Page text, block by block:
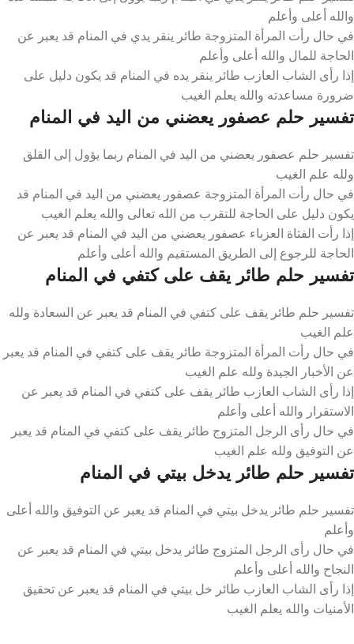
والله أعلى وأعلم
في حال رأت المرأة المتزوجة طائر ينقر يدي في المنام قد يعبر عن
الحاجة للمال والله أعلى وأعلم
إذا رأى الشاب العازب طائر ينقر يده في المنام قد يكون دليل على
ضرورة مساعدته والله يعلم الغيب
تفسير حلم عصفور يعضني من اليد في المنام
تفسير حلم عصفور يعضني من اليد في المنام ربما يؤول إلى القلق
ولله علم الغيب
في حال رأت المرأة المتزوجة عصفور يعضني من اليد في المنام قد
يكون دليل على الحاجة للتقرب من الله تعالى والله يعلم الغيب
إذا رأت الفتاة العزباء عصفور يعضني من اليد في المنام قد يعبر عن
الحاجة للرجوع إلى الطريق المستقيم والله أعلى وأعلم
تفسير حلم طائر يقف على كتفي في المنام
تفسير حلم طائر يقف على كتفي في المنام قد يعبر عن السعادة ولله
علم الغيب
في حال رأت المرأة المتزوجة طائر يقف على كتفي في المنام قد يعبر
عن الأخبار الجيدة ولله علم الغيب
إذا رأى الشاب العازب طائر يقف على كتفي في المنام قد يعبر عن
الاستقرار والله أعلى وأعلم
في حال رأى الرجل المتزوج طائر يقف على كتفي في المنام قد يعبر
عن التوفيق ولله علم الغيب
تفسير حلم طائر يدخل بيتي في المنام
تفسير حلم طائر يدخل بيتي في المنام قد يعبر عن التوفيق والله أعلى
وأعلم
في حال رأى الرجل المتزوج طائر يدخل بيتي في المنام قد يعبر عن
النجاح والله أعلى وأعلم
إذا رأى الشاب العازب طائر خل بيتي في المنام قد يعبر عن تحقيق
الأمنيات والله يعلم الغيب